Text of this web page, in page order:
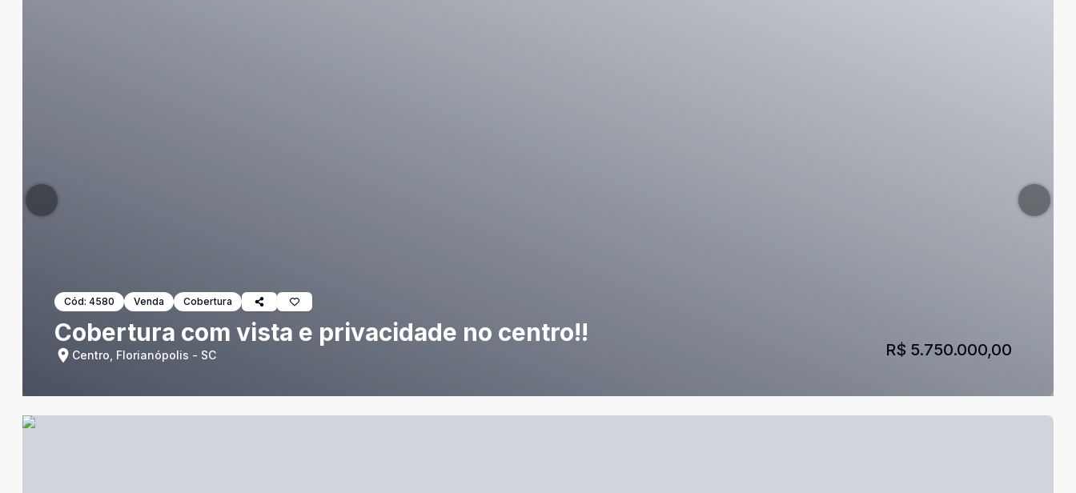
Cód: 4580 Venda Cobertura
Cobertura com vista e privacidade no centro!!
Centro, Florianópolis - SC R$ 5.750.000,00